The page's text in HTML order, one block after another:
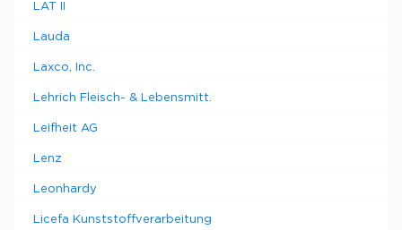
LAT II
Lauda
Laxco, Inc.
Lehrich Fleisch- & Lebensmitt.
Leifheit AG
Lenz
Leonhardy
Licefa Kunststoffverarbeitung